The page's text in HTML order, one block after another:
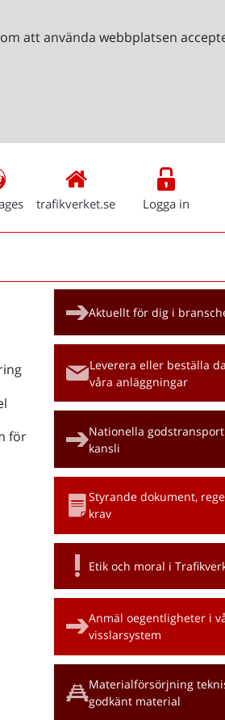
att använda webbplatsen
trafikverket.se Logga in
för
Aktuellt för dig i
Leverera eller beställa
våra anläggningar
Nationella
kansli
Styrande dokument,
krav
Etik och moral i
Anmäl oegentligheter i
visslarsystem
Materialförsörjning
godkänt material